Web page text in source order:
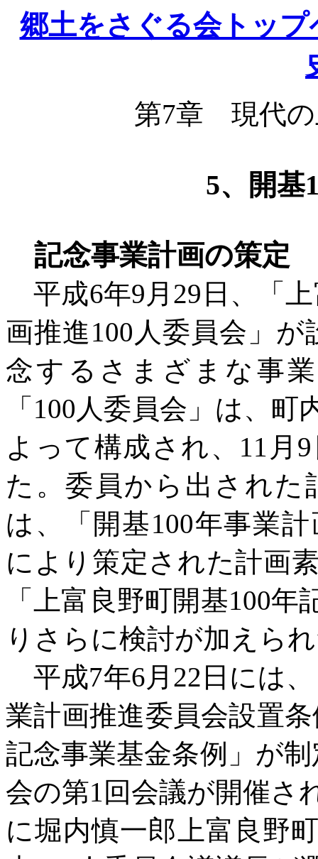
郷土をさぐる会トップ
第7章 現代
5、開基
記念事業計画の策定
平成6年9月29日、「
画推進100人委員会」
念するさまざまな事
「100人委員会」は、
よって構成され、11月
た。委員から出された
は、「開基100年事業
により策定された計画
「上富良野町開基100
りさらに検討が加えら
平成7年6月22日には
業計画推進委員会設置
記念事業基金条例」が
会の第1回会議が開催さ
に堀内慎一郎上富良野